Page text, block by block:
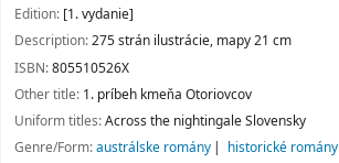
Edition: [1. vydanie]
Description:275 strán ilustrácie, mapy 21 cm
ISBN:805510526X
Other title: 1. príbeh kmeňa Otoriovcov
Uniform titles:Across the nightingale Slovensky
Genre/Form:austrálske romány
historické romány